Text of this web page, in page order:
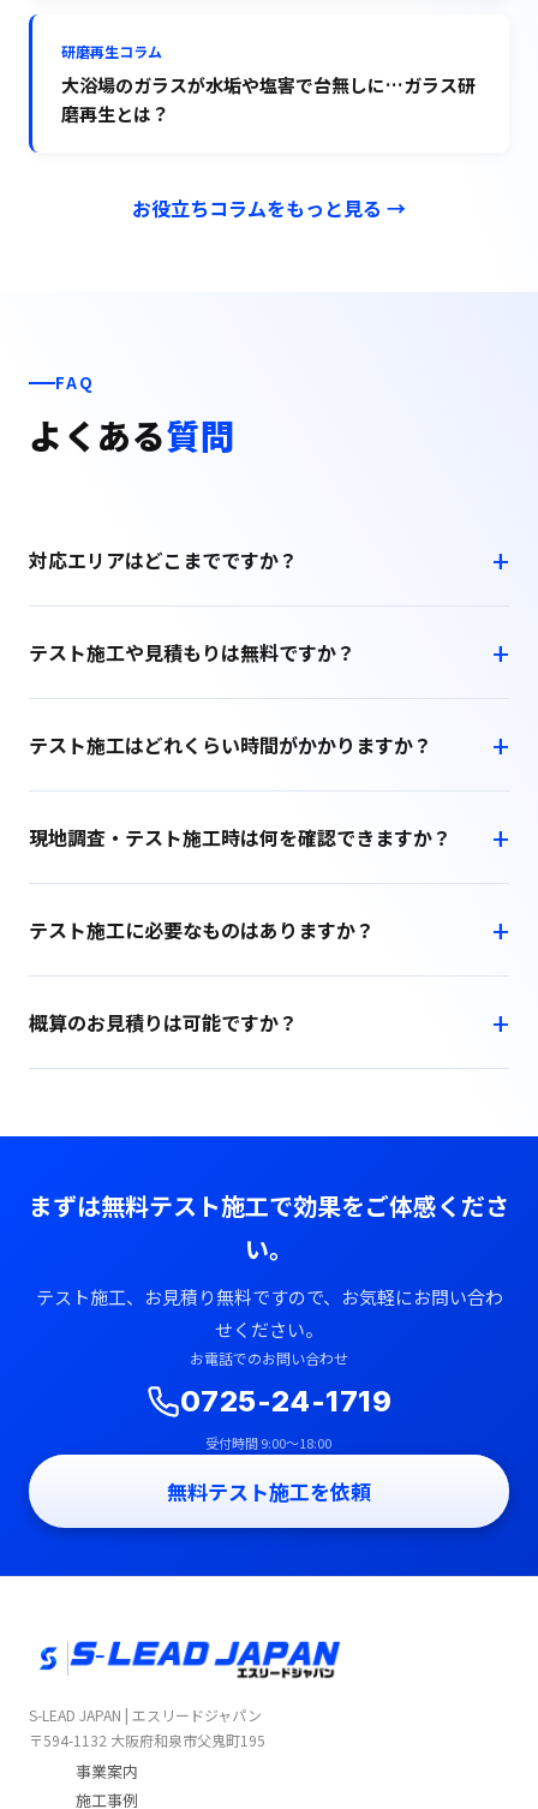
研磨再生コラム
大浴場のガラスが水垢や塩害で台無しに…ガラス研
磨再生とは？
お役立ちコラムをもっと見る →
FAQ
よくある質問
対応エリアはどこまでですか？
テスト施工や見積もりは無料ですか？
テスト施工はどれくらい時間がかかりますか？
現地調査・テスト施工時は何を確認できますか？
テスト施工に必要なものはありますか？
概算のお見積りは可能ですか？
まずは無料テスト施工で効果をご体感くださ
い。
テスト施工、お見積り無料ですので、お気軽にお問い合わ
せください。
お電話でのお問い合わせ
0725-24-1719
受付時間 9:00〜18:00
無料テスト施工を依頼
S-LEAD JAPAN | エスリードジャパン
〒594-1132 大阪府和泉市父鬼町195
事業案内
施工事例